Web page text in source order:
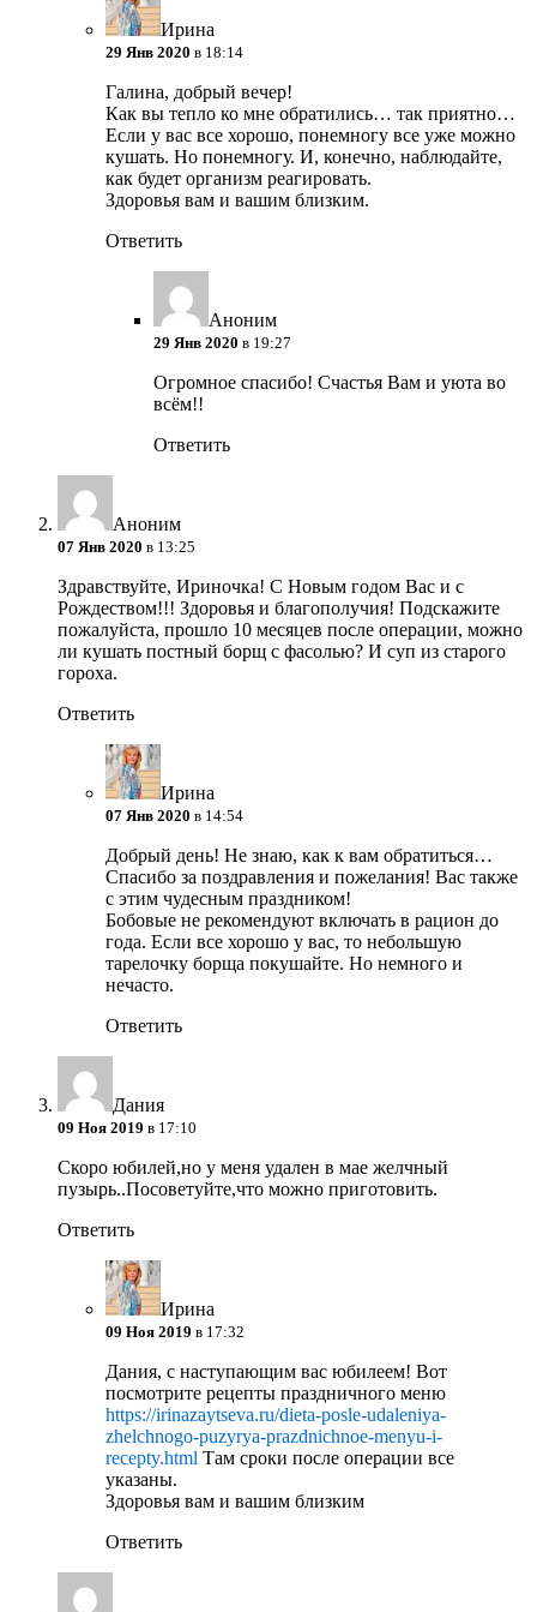
Ирина
29 Янв 2020 в 18:14
Галина, добрый вечер!
Как вы тепло ко мне обратились… так приятно…
Если у вас все хорошо, понемногу все уже можно
кушать. Но понемногу. И, конечно, наблюдайте,
как будет организм реагировать.
Здоровья вам и вашим близким.
Ответить
Аноним
29 Янв 2020 в 19:27
Огромное спасибо! Счастья Вам и уюта во
всём!!
Ответить
Аноним
07 Янв 2020 в 13:25
Здравствуйте, Ириночка! С Новым годом Вас и с
Рождеством!!! Здоровья и благополучия! Подскажите
пожалуйста, прошло 10 месяцев после операции, можно
ли кушать постный борщ с фасолью? И суп из старого
гороха.
Ответить
Ирина
07 Янв 2020 в 14:54
Добрый день! Не знаю, как к вам обратиться…
Спасибо за поздравления и пожелания! Вас также
с этим чудесным праздником!
Бобовые не рекомендуют включать в рацион до
года. Если все хорошо у вас, то небольшую
тарелочку борща покушайте. Но немного и
нечасто.
Ответить
Дания
09 Ноя 2019 в 17:10
Скоро юбилей,но у меня удален в мае желчный
пузырь..Посоветуйте,что можно приготовить.
Ответить
Ирина
09 Ноя 2019 в 17:32
Дания, с наступающим вас юбилеем! Вот
посмотрите рецепты праздничного меню
https://irinazaytseva.ru/dieta-posle-udaleniya-
zhelchnogo-puzyrya-prazdnichnoe-menyu-i-
recepty.html Там сроки после операции все
указаны.
Здоровья вам и вашим близким
Ответить